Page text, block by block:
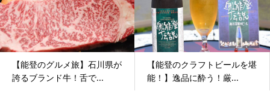
【能登のグルメ旅】石川県が
誇るブランド牛！舌で...
【能登のクラフトビールを堪
能！】逸品に酔う！厳...